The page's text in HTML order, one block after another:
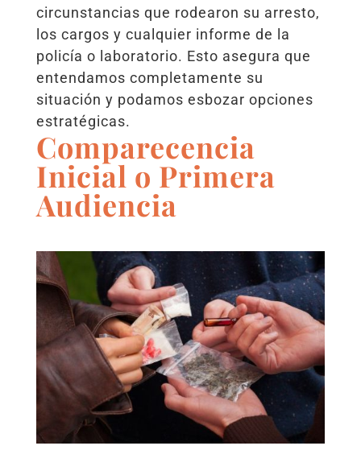
circunstancias que rodearon su arresto,
los cargos y cualquier informe de la
policía o laboratorio. Esto asegura que
entendamos completamente su
situación y podamos esbozar opciones
estratégicas.
Comparecencia
Inicial o Primera
Audiencia